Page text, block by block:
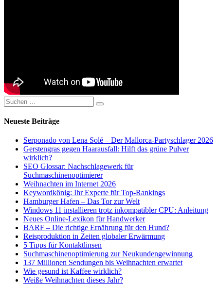
Suchen
nach:
Suchen
Neueste Beiträge
Serponado von Lena Solé – Der Mallorca-Partyschlager 2026
Gerstengras gegen Haarausfall: Hilft das grüne Pulver
wirklich?
SEO Glossar: Nachschlagewerk für
Suchmaschinenoptimierer
Weihnachten im Internet 2026
Keywordkönig: Ihr Experte für Top-Rankings
Hamburger Hafen – Das Tor zur Welt
Windows 11 installieren trotz inkompatibler CPU: Anleitung
Neues Online-Lexikon für Handwerker
BARF – Die richtige Ernährung für den Hund?
Reisproduktion in Zeiten globaler Erwärmung
5 Tipps für Kontaktlinsen
Suchmaschinenoptimierung zur Neukundengewinnung
137 Millionen Sendungen bis Weihnachten erwartet
Wie gesund ist Kaffee wirklich?
Weiße Weihnachten dieses Jahr?